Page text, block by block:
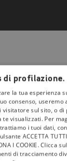
lativù
I Bollini
Info & News
di profilazione.
la tua esperienza
consenso,
sul sito, o
visualizzati. Per
i tuoi dati,
ACCETTA
I COOKIE. Clicca
di tracciamento